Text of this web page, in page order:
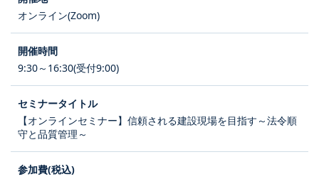
オンライン(Zoom)
9:30～16:30(受付9:00)
【オンラインセミナー】信頼される建設現場を目指す～法令順
守と品質管理～